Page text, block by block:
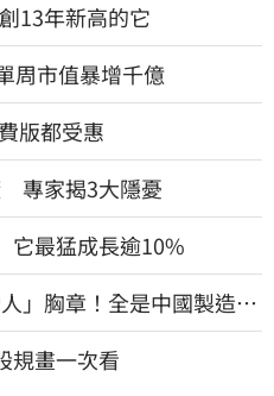
13年新高的它
周市值暴增千億
版都受惠
專家揭3大隱憂
最猛成長逾10%
」胸章！全是中國製造
規畫一次看